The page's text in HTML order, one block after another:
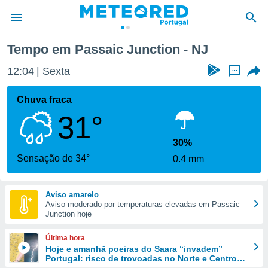
da
foi
fornecidas
a este
das
e
forma
digital
Tempo em Passaic Junction - NJ
12:04 Sexta ...
Chuva fraca
31°
Sensação de 34°
30%
0.4 mm
Aviso amarelo
Aviso moderado por temperaturas elevadas em Passaic
Junction hoje
Última hora
Hoje e amanhã poeiras do Saara “invadem”
Portugal: risco de trovoadas no Norte e Centro